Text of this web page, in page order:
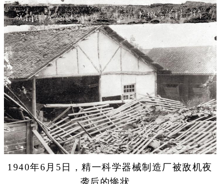
1940年6月5日，精一科学器械制造厂被敌机夜
袭后的惨状。